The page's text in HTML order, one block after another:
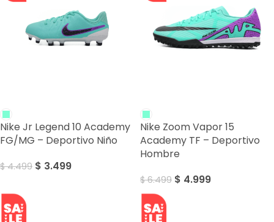
Nike Jr Legend 10 Academy
FG/MG – Deportivo Niño
$4.499 $ 3.499
Nike Zoom Vapor 15
Academy TF – Deportivo
Hombre
$6.499 $ 4.999